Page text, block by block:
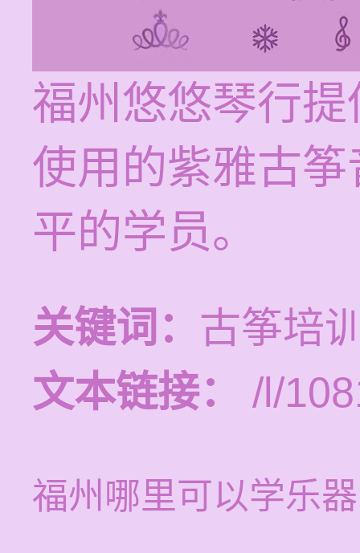
福州悠悠琴行
使用的紫雅古
平的学员。
关键词： 古筝培
文本链接：
/l/
福州哪里可以学乐